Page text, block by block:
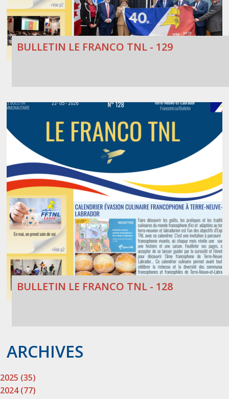
BULLETIN LE FRANCO TNL - 129
BULLETIN LE FRANCO TNL - 128
ARCHIVES
2025 (35)
2024 (77)